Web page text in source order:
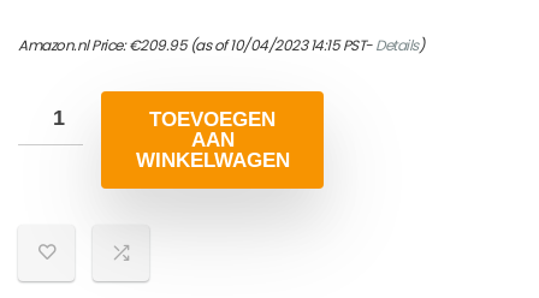
Amazon.nl Price:€209.95(as of 10/04/2023 14:15 PST-Details)
TOEVOEGEN
AAN
WINKELWAGEN